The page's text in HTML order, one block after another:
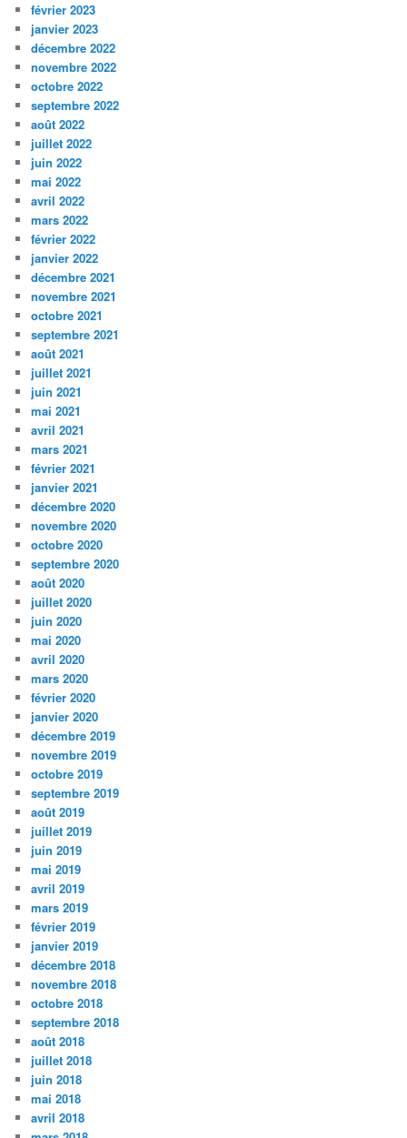
février 2023
janvier 2023
décembre 2022
novembre 2022
octobre 2022
septembre 2022
août 2022
juillet 2022
juin 2022
mai 2022
avril 2022
mars 2022
février 2022
janvier 2022
décembre 2021
novembre 2021
octobre 2021
septembre 2021
août 2021
juillet 2021
juin 2021
mai 2021
avril 2021
mars 2021
février 2021
janvier 2021
décembre 2020
novembre 2020
octobre 2020
septembre 2020
août 2020
juillet 2020
juin 2020
mai 2020
avril 2020
mars 2020
février 2020
janvier 2020
décembre 2019
novembre 2019
octobre 2019
septembre 2019
août 2019
juillet 2019
juin 2019
mai 2019
avril 2019
mars 2019
février 2019
janvier 2019
décembre 2018
novembre 2018
octobre 2018
septembre 2018
août 2018
juillet 2018
juin 2018
mai 2018
avril 2018